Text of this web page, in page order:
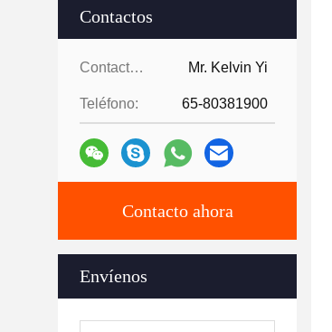
Contactos
Contactos: Mr. Kelvin Yi
Teléfono: 65-80381900
Contacto ahora
Envíenos